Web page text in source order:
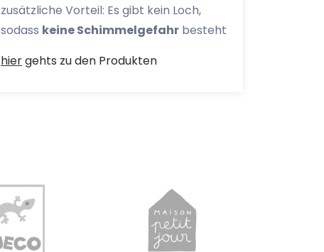
zusätzliche Vorteil: Es gibt kein Loch,
sodass keine Schimmelgefahr besteht
hiergehts zu den Produkten